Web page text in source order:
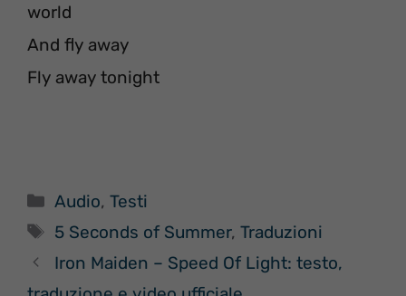
world
And fly away
Fly away tonight
Categorie
Audio,Testi
Tag
5 Seconds of Summer,Traduzioni
Iron Maiden – Speed Of Light: testo,